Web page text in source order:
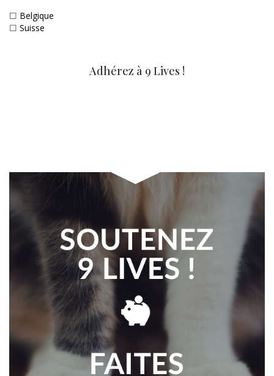
☐ Belgique
☐ Suisse
Adhérez à 9 Lives !